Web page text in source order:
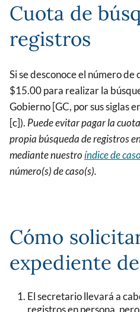
Cuota de
registros
Si se desconoce el número de
$15.00 para realizar la
Gobierno [GC, por sus siglas
[c]). Puede evitar pagar la
propia búsqueda de registros
mediante nuestro índice de
número(s) de caso(s).
Cómo
expediente
El secretario llevará a
registros en persona,